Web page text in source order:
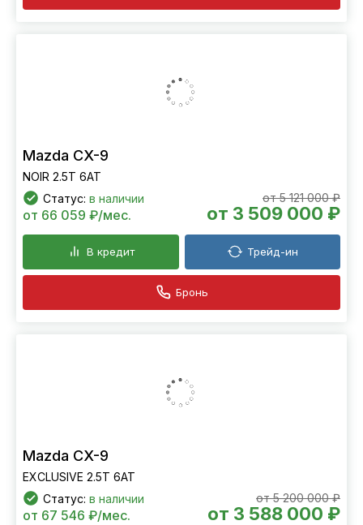
Mazda CX-9
NOIR 2.5T 6АТ
Статус: в наличии от 5 121 000 ₽
от 3 509 000 ₽
от 66 059 ₽/мес.
В кредит Трейд-ин
Бронь
Mazda CX-9
EXCLUSIVE 2.5T 6АТ
Статус: в наличии от 5 200 000 ₽
от 3 588 000 ₽
от 67 546 ₽/мес.